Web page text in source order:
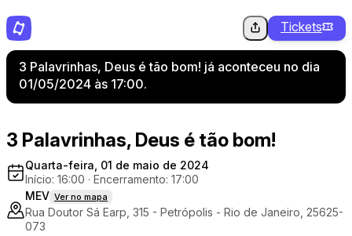
Tickets
3 Palavrinhas, Deus é tão bom! já aconteceu no dia
01/05/2024 às 17:00.
3 Palavrinhas, Deus é tão bom!
Quarta-feira, 01 de maio de 2024
Início: 16:00 · Encerramento: 17:00
MEV Ver no mapa
Rua Doutor Sá Earp, 315 - Petrópolis - Rio de Janeiro, 25625-
073